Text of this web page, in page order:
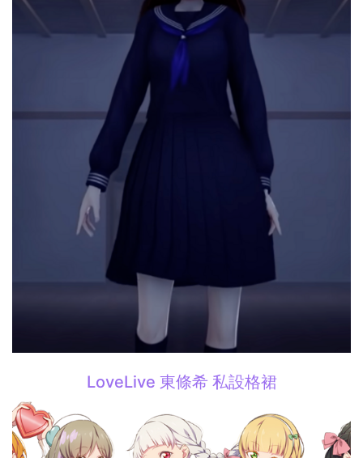
LoveLive 東條希 私設格裙